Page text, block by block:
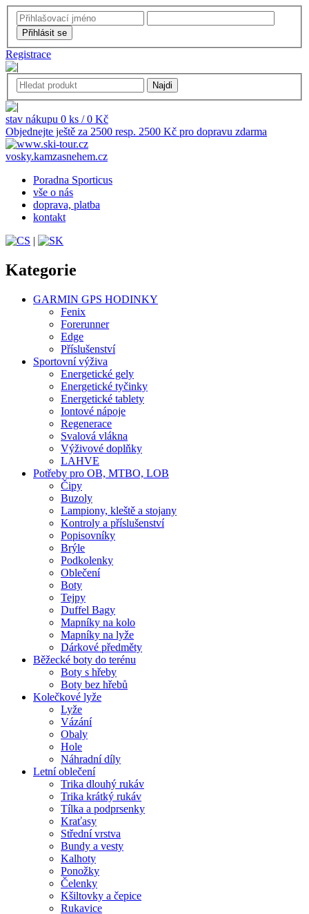
Registrace
stav nákupu 0 ks / 0 Kč
Objednejte ještě za 2500 resp. 2500 Kč pro dopravu zdarma
vosky.kamzasnehem.cz
Poradna Sporticus
vše o nás
doprava, platba
kontakt
|
Kategorie
GARMIN GPS HODINKY
Fenix
Forerunner
Edge
Příslušenství
Sportovní výživa
Energetické gely
Energetické tyčinky
Energetické tablety
Iontové nápoje
Regenerace
Svalová vlákna
Výživové doplňky
LAHVE
Potřeby pro OB, MTBO, LOB
Čipy
Buzoly
Lampiony, kleště a stojany
Kontroly a příslušenství
Popisovníky
Brýle
Podkolenky
Oblečení
Boty
Tejpy
Duffel Bagy
Mapníky na kolo
Mapníky na lyže
Dárkové předměty
Běžecké boty do terénu
Boty s hřeby
Boty bez hřebů
Kolečkové lyže
Lyže
Vázání
Obaly
Hole
Náhradní díly
Letní oblečení
Trika dlouhý rukáv
Trika krátký rukáv
Tílka a podprsenky
Kraťasy
Střední vrstva
Bundy a vesty
Kalhoty
Ponožky
Čelenky
Kšiltovky a čepice
Rukavice